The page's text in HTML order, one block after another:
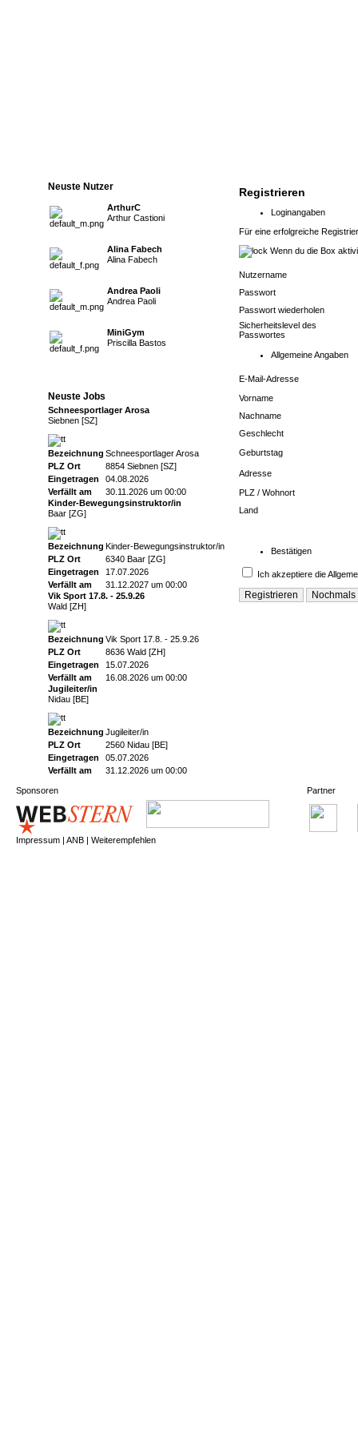
Neuste Nutzer
ArthurC
Arthur Castioni
Alina Fabech
Alina Fabech
Andrea Paoli
Andrea Paoli
MiniGym
Priscilla Bastos
Neuste Jobs
Schneesportlager Arosa
Siebnen [SZ]
Bezeichnung Schneesportlager Arosa
PLZ Ort
8854 Siebnen [SZ]
Eingetragen
04.08.2026
Verfällt am
30.11.2026 um 00:00
Kinder‑Bewegungsinstruktor/in
Baar [ZG]
Bezeichnung Kinder‑Bewegungsinstruktor/in
PLZ Ort
6340 Baar [ZG]
Eingetragen
17.07.2026
Verfällt am
31.12.2027 um 00:00
Vik Sport 17.8. - 25.9.26
Wald [ZH]
Bezeichnung Vik Sport 17.8. - 25.9.26
PLZ Ort
8636 Wald [ZH]
Eingetragen
15.07.2026
Verfällt am
16.08.2026 um 00:00
Jugileiter/in
Nidau [BE]
Bezeichnung Jugileiter/in
PLZ Ort
2560 Nidau [BE]
Eingetragen
05.07.2026
Verfällt am
31.12.2026 um 00:00
Registrieren
Loginangaben
Für eine erfolgreiche
Wenn du die Box
Nutzername
Passwort
Passwort wiederholen
Sicherheitslevel des
Passwortes
Allgemeine Angaben
E-Mail-Adresse
Vorname
Nachname
Geschlecht
Geburtstag
Adresse
PLZ / Wohnort
Land
Bestätigen
Ich akzeptiere die
Sponsoren Partner
Impressum | ANB | Weiterempfehlen